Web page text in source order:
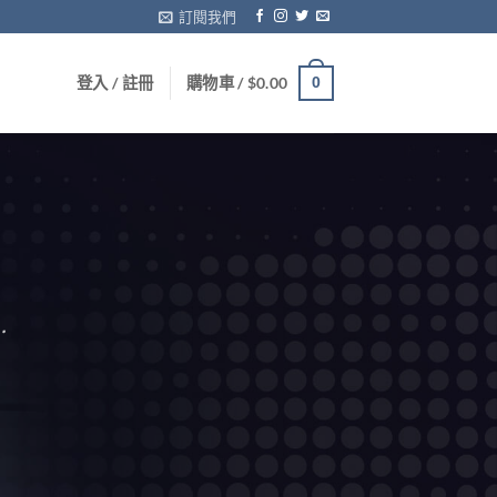
訂閱我們
登入 / 註冊 購物車 /$0.00 0